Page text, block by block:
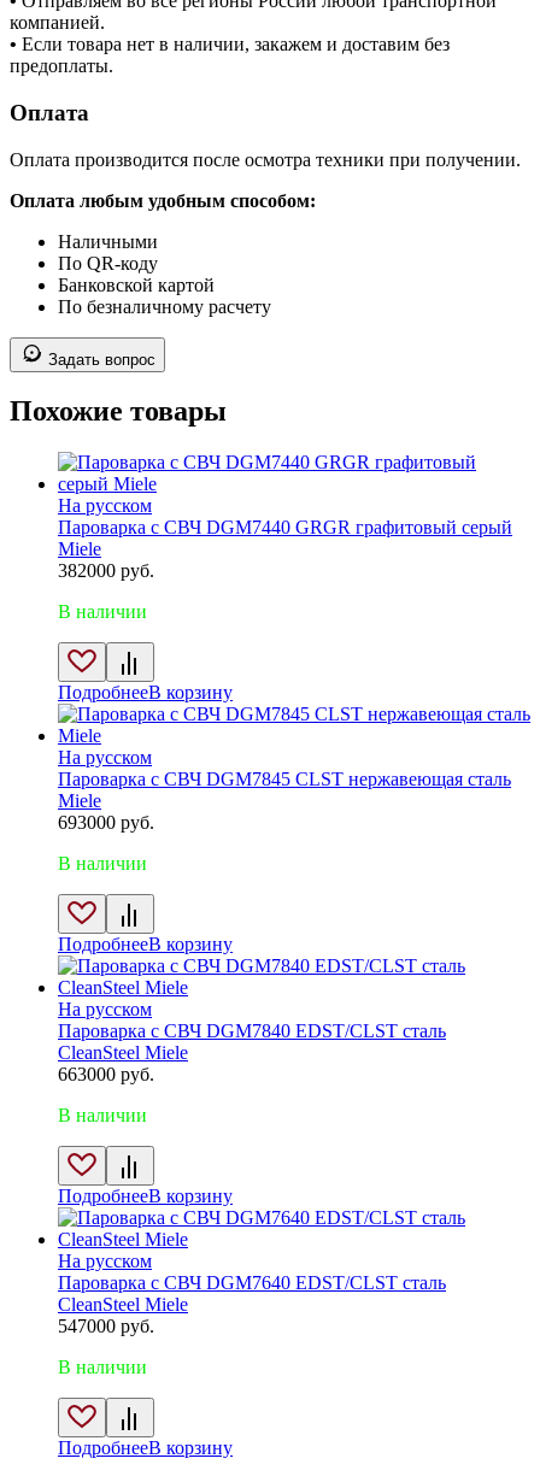
компанией.
• Если товара нет в наличии, закажем и доставим без
предоплаты.
Оплата
Оплата производится после осмотра техники при получении.
Оплата любым удобным способом:
Наличными
По QR-коду
Банковской картой
По безналичному расчету
Задать вопрос
Похожие товары
На русском
Пароварка с СВЧ DGM7440 GRGR графитовый серый
Miele
382000 руб.
В наличии
ПодробнееВ корзину
На русском
Пароварка с СВЧ DGM7845 CLST нержавеющая сталь
Miele
693000 руб.
В наличии
ПодробнееВ корзину
На русском
Пароварка с СВЧ DGM7840 EDST/CLST сталь
CleanSteel Miele
663000 руб.
В наличии
ПодробнееВ корзину
На русском
Пароварка с СВЧ DGM7640 EDST/CLST сталь
CleanSteel Miele
547000 руб.
В наличии
ПодробнееВ корзину